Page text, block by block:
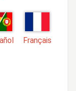
Français